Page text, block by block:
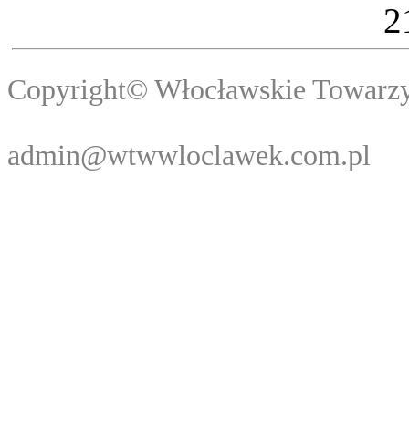
2
Copyright©
admin@wtwwloclawek.com.pl